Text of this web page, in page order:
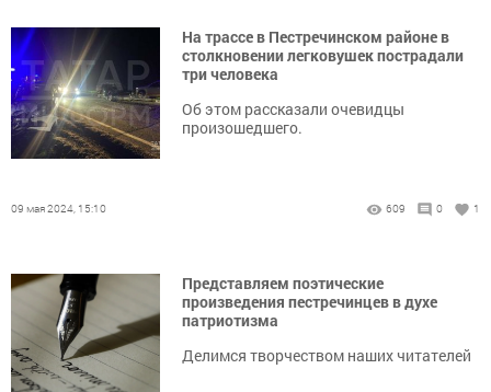
На трассе в Пестречинском районе в
столкновении легковушек пострадали
три человека
Об этом рассказали очевидцы
произошедшего.
09 мая 2024, 15:10 609 0 1
Представляем поэтические
произведения пестречинцев в духе
патриотизма
Делимся творчеством наших читателей